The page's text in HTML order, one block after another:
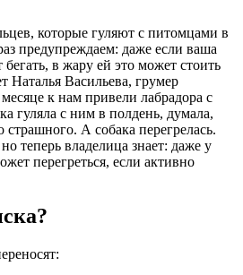
которые гуляют с питомцами в
предупреждаем: даже если ваша
в жару ей это может стоить
Наталья Васильева, грумер
к нам привели лабрадора с
гуляла с ним в полдень, думала,
страшного. А собака перегрелась.
теперь владелица знает: даже у
перегреться, если активно